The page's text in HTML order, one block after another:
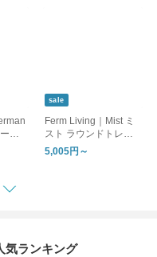
マ
ア)
sale
Ferm Living｜Mist ミ
スト ラウンドトレ
ー 北欧/インテリア/
日本正規販売店品【お
5,005円～
気ランキング